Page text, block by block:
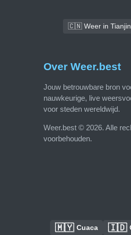
🇨🇳 Weer in Tianjin
Over Weer.best
Jouw betrouwbare bron
nauwkeurige, live
voor steden wereldwijd.
Weer.best © 2026. Alle
voorbehouden.
🇲🇾 Cuaca 🇮🇩